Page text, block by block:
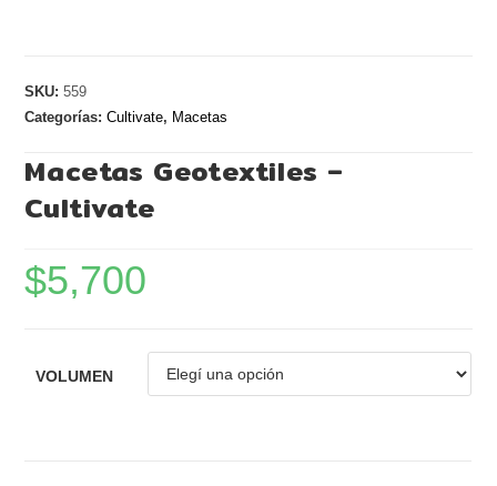
SKU:559
Categorías:Cultivate, Macetas
Macetas Geotextiles –
Cultivate
$5,700
VOLUMEN